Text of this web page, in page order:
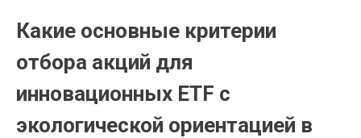
Какие основные критерии
отбора акций для
инновационных ETF с
экологической ориентацией в